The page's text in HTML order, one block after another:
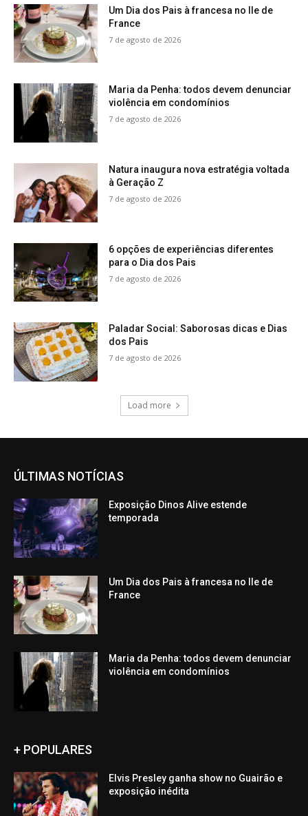
Um Dia dos Pais à francesa no Ile de
France
7 de agosto de 2026
Maria da Penha: todos devem denunciar
violência em condomínios
7 de agosto de 2026
Natura inaugura nova estratégia voltada
à Geração Z
7 de agosto de 2026
6 opções de experiências diferentes
para o Dia dos Pais
7 de agosto de 2026
Paladar Social: Saborosas dicas e Dias
dos Pais
7 de agosto de 2026
Load more
ÚLTIMAS NOTÍCIAS
Exposição Dinos Alive estende
temporada
Um Dia dos Pais à francesa no Ile de
France
Maria da Penha: todos devem denunciar
violência em condomínios
+ POPULARES
Elvis Presley ganha show no Guairão e
exposição inédita